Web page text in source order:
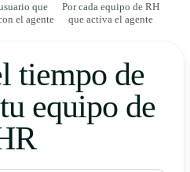
que
el agente
Por cada equipo de RH
que activa el agente
tiempo de
equipo de